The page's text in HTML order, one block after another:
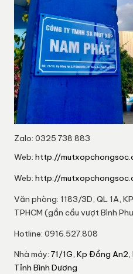
Zalo: 0325 738 883
Web: http://
Web: http://
Văn phòng: 1183/3D, QL 1A,
TPHCM (gần cầu vượt Bình
Hotline: 0916.527.808
Nhà máy: 71/1G, Kp Đồng An2,
Tỉnh Bình Dương